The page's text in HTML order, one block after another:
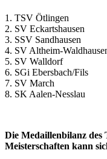
1. TSV
2. SV
3. SSV
4. SV Altheim-
5. SV
6. SGi
7. SV
8. SK Aalen-
Die Medaillenbilanz des
Meisterschaften kann